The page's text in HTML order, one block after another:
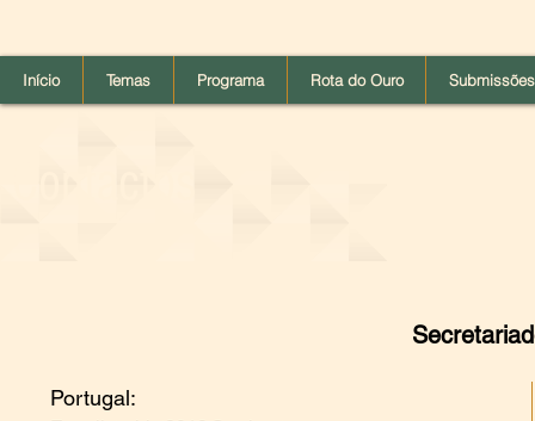
Início Temas Programa Rota do Ouro Submissões
Portugal: